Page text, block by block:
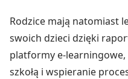
Rodzice mają natomiast
swoich dzieci dzięki
platformy e-learningowe,
szkołą i wspieranie